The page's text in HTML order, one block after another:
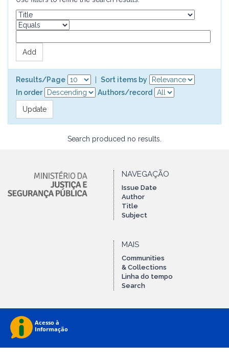
Results/Page
Sort items by
In order
Authors/record
Search produced no results.
NAVEGAÇÃO
Issue Date
Author
Title
Subject
MAIS
Communities
& Collections
Linha do tempo
Search